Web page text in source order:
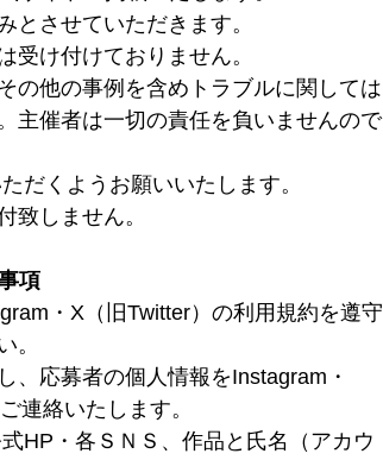
とさせていただきます。
受け付けておりません。
の他の事例を含めトラブルに関しては
主催者は一切の責任を負いませんので
だくようお願いいたします。
致しません。
項
・X（旧Twitter）の利用規約を遵守
。
、応募者の個人情報をInstagram・
連絡いたします。